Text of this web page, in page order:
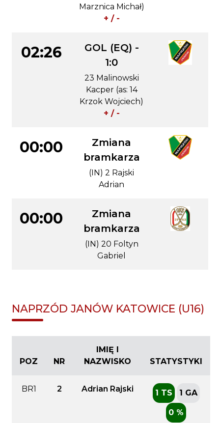
Marznica Michał)
+ / -
02:26
GOL (EQ) -
1:0
23 Malinowski
Kacper (as: 14
Krzok Wojciech)
+ / -
00:00
Zmiana
bramkarza
(IN) 2 Rajski
Adrian
00:00
Zmiana
bramkarza
(IN) 20 Foltyn
Gabriel
NAPRZÓD JANÓW KATOWICE (U16)
POZ NR
IMIĘ I
NAZWISKO
STATYSTYKI
BR1 2 Adrian Rajski 1 TS 1 GA
0 %